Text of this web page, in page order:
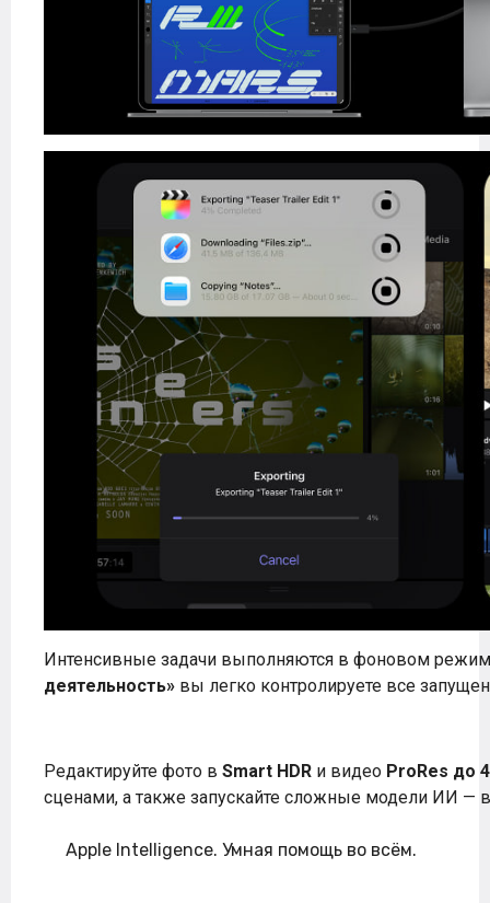
Интенсивные задачи выполняются в фоновом
деятельность» вы легко контролируете все
Редактируйте фото в Smart HDR и видео ProRes до
сценами, а также запускайте сложные модели ИИ —
Apple Intelligence. Умная помощь во всём.